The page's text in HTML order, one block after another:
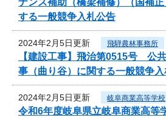
する一般競争入札公告
2024年2月5日更新 飛騨農林事務所
【建設工事】飛治第0515号 公
事（曲り谷）に関する一般競争
2024年2月5日更新 岐阜商業高等学校
令和6年度岐阜県立岐阜商業高等